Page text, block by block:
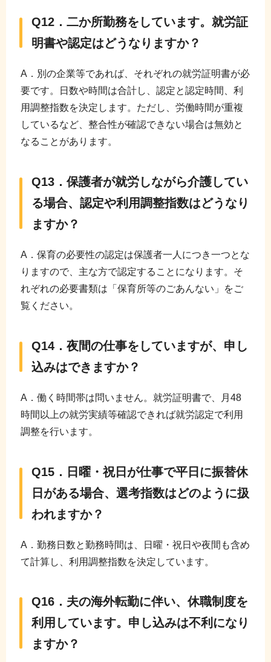
Q12．二か所勤務をしています。就労証
明書や認定はどうなりますか？
A．別の企業等であれば、それぞれの就労証明書が必
要です。日数や時間は合計し、認定と認定時間、利
用調整指数を決定します。ただし、労働時間が重複
しているなど、整合性が確認できない場合は無効と
なることがあります。
Q13．保護者が就労しながら介護してい
る場合、認定や利用調整指数はどうなり
ますか？
A．保育の必要性の認定は保護者一人につき一つとな
りますので、主な方で認定することになります。そ
れぞれの必要書類は「保育所等のごあんない」をご
覧ください。
Q14．夜間の仕事をしていますが、申し
込みはできますか？
A．働く時間帯は問いません。就労証明書で、月48
時間以上の就労実績等確認できれば就労認定で利用
調整を行います。
Q15．日曜・祝日が仕事で平日に振替休
日がある場合、選考指数はどのように扱
われますか？
A．勤務日数と勤務時間は、日曜・祝日や夜間も含め
て計算し、利用調整指数を決定しています。
Q16．夫の海外転勤に伴い、休職制度を
利用しています。申し込みは不利になり
ますか？